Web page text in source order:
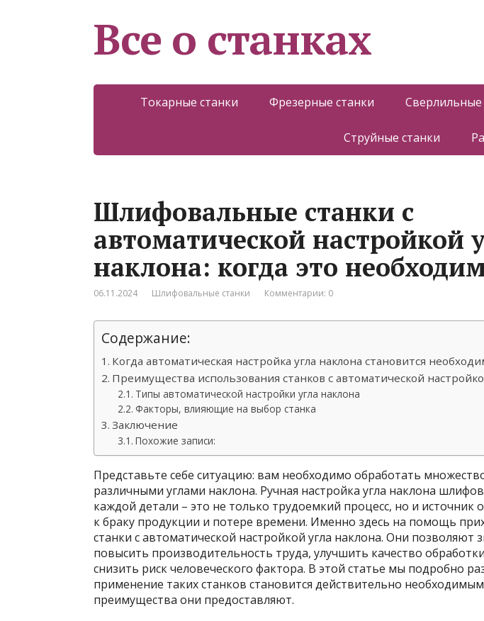
Все о станках
Токарные станки Фрезерные станки Сверлильные
Струйные станки
Шлифовальные станки с
автоматической настройкой
наклона: когда это
06.11.2024 Шлифовальные станки Комментарии: 0
Содержание:
Когда автоматическая настройка угла наклона становится
Преимущества использования станков с автоматической
Типы автоматической настройки угла наклона
Факторы, влияющие на выбор станка
Заключение
Похожие записи:
Представьте себе ситуацию: вам необходимо обработать
различными углами наклона. Ручная настройка угла наклона
каждой детали – это не только трудоемкий процесс, но и
к браку продукции и потере времени. Именно здесь на помощь
станки с автоматической настройкой угла наклона. Они позволяют
повысить производительность труда, улучшить качество
снизить риск человеческого фактора. В этой статье мы подробно
применение таких станков становится действительно
преимущества они предоставляют.